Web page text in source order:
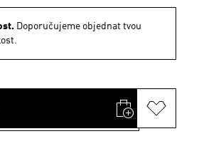
Doporučujeme objednat tvou